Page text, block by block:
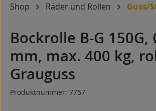
Shop Räder und Rollen Guss/
Bockrolle B-G 150G,
mm, max. 400 kg,
Grauguss
Produktnummer: 7757